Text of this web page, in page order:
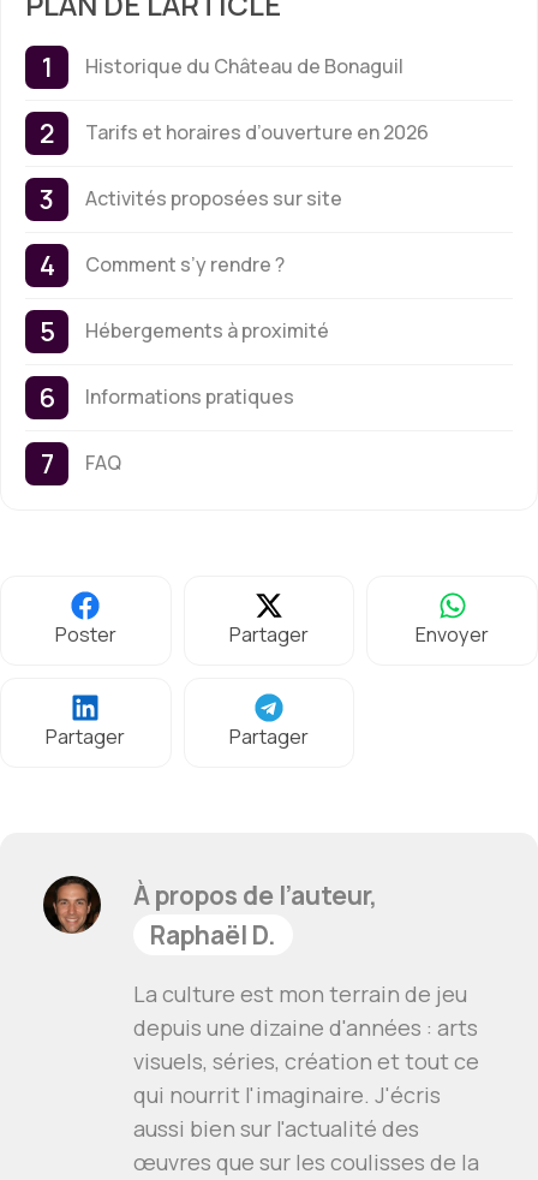
Historique du Château de Bonaguil
Tarifs et horaires d’ouverture en 2026
Activités proposées sur site
Comment s’y rendre ?
Hébergements à proximité
Informations pratiques
FAQ
Poster Partager Envoyer
Partager Partager
À propos de l’auteur,
Raphaël D.
La culture est mon terrain de jeu
depuis une dizaine d'années : arts
visuels, séries, création et tout ce
qui nourrit l'imaginaire. J'écris
aussi bien sur l'actualité des
œuvres que sur les coulisses de la